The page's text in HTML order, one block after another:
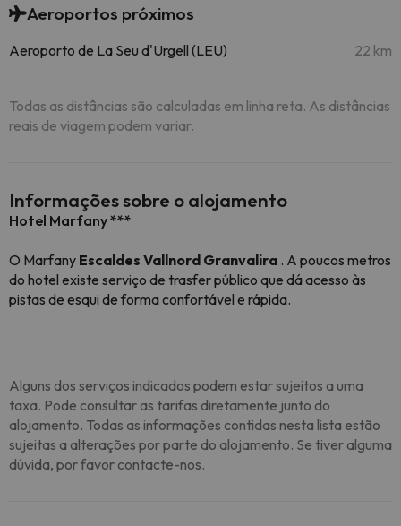
Aeroportos próximos
Aeroporto de La Seu d'Urgell (LEU) 22 km
Todas as distâncias são calculadas em linha reta. As distâncias
reais de viagem podem variar.
Informações sobre o alojamento
Hotel Marfany ***
O Marfany Escaldes Vallnord Granvalira . A poucos metros
do hotel existe serviço de trasfer público que dá acesso às
pistas de esqui de forma confortável e rápida.
Alguns dos serviços indicados podem estar sujeitos a uma
taxa. Pode consultar as tarifas diretamente junto do
alojamento. Todas as informações contidas nesta lista estão
sujeitas a alterações por parte do alojamento. Se tiver alguma
dúvida, por favor contacte-nos.